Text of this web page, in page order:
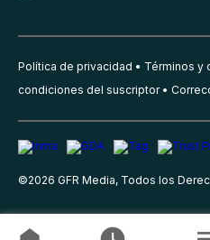
Política de privacidad Términos y
condiciones del suscriptor
©2026 GFR Media, Todos los